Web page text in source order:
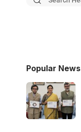
Popular News